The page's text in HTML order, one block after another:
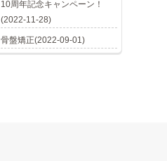
10周年記念キャンペーン！
(2022-11-28)
骨盤矯正(2022-09-01)